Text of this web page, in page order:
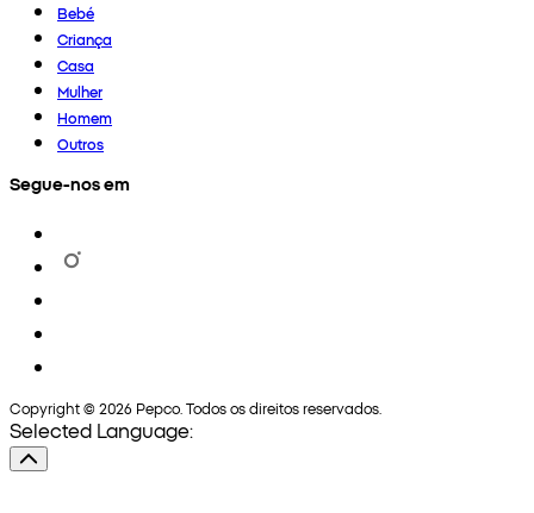
Bebé
Criança
Casa
Mulher
Homem
Outros
Segue-nos em
Copyright © 2026 Pepco. Todos os direitos reservados.
Selected Language: